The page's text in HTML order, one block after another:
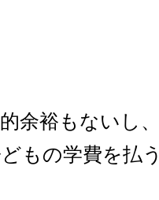
余裕もないし
もの学費を払